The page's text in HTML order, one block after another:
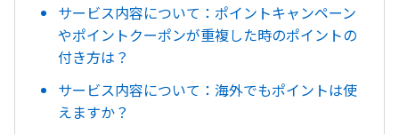
サービス内容について：ポイントキャンペーン
やポイントクーポンが重複した時のポイントの
付き方は？
サービス内容について：海外でもポイントは使
えますか？